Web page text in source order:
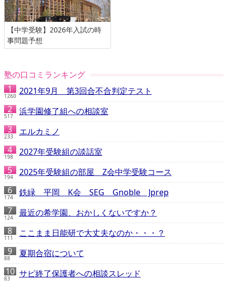
【中学受験】2026年入試の時
事問題予想
塾の口コミランキング
1260 2021年9月 第3回合不合判定テスト
517 浜学園修了組への相談室
233 エルカミノ
198 2027年受験組の談話室
194 2025年受験組の部屋 Z会中学受験コース
174 鉄緑 平岡 K会 SEG Gnoble Jprep
124 最近の希学園、おかしくないですか？
111 ここまま日能研で大丈夫なのか・・・？
88 夏期合宿について
83
サピ終了保護者への相談スレッド